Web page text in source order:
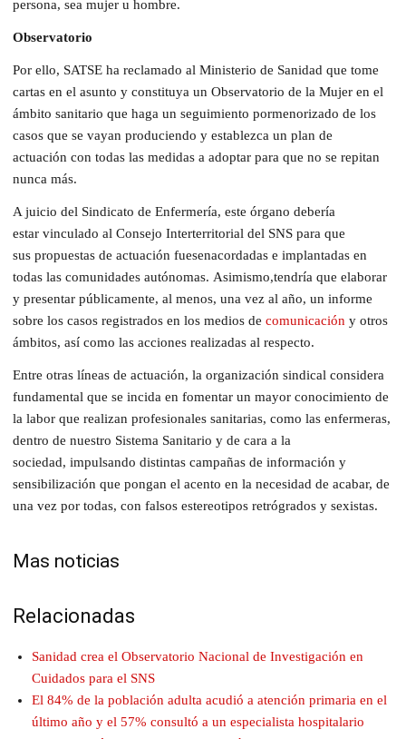
persona, sea mujer u hombre.
Observatorio
Por ello, SATSE ha reclamado al Ministerio de Sanidad que tome
cartas en el asunto y constituya un Observatorio de la Mujer en el
ámbito sanitario que haga un seguimiento pormenorizado de los
casos que se vayan produciendo y establezca un plan de
actuación con todas las medidas a adoptar para que no se repitan
nunca más.
A juicio del Sindicato de Enfermería, este órgano debería
estar vinculado al Consejo Interterritorial del SNS para que
sus propuestas de actuación fuesenacordadas e implantadas en
todas las comunidades autónomas. Asimismo,tendría que elaborar
y presentar públicamente, al menos, una vez al año, un informe
sobre los casos registrados en los medios de comunicación y otros
ámbitos, así como las acciones realizadas al respecto.
Entre otras líneas de actuación, la organización sindical considera
fundamental que se incida en fomentar un mayor conocimiento de
la labor que realizan profesionales sanitarias, como las enfermeras,
dentro de nuestro Sistema Sanitario y de cara a la
sociedad, impulsando distintas campañas de información y
sensibilización que pongan el acento en la necesidad de acabar, de
una vez por todas, con falsos estereotipos retrógrados y sexistas.
Mas noticias
Relacionadas
Sanidad crea el Observatorio Nacional de Investigación en
Cuidados para el SNS
El 84% de la población adulta acudió a atención primaria en el
último año y el 57% consultó a un especialista hospitalario